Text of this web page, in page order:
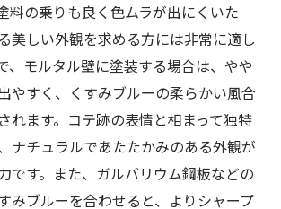
料の乗りも良く色ムラが出にくいた
美しい外観を求める方には非常に適し
、モルタル壁に塗装する場合は、やや
やすく、くすみブルーの柔らかい風合
れます。コテ跡の表情と相まって独特
ナチュラルであたたかみのある外観が
です。また、ガルバリウム鋼板などの
みブルーを合わせると、よりシャープ